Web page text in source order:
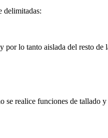
delimitadas:
lo tanto aislada del resto de
realice funciones de tallado